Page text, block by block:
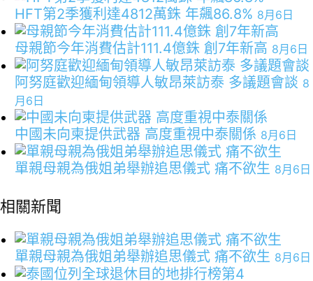
HFT第2季獲利達4812萬銖 年飆86.8% 8月6日
母親節今年消費估計111.4億銖 創7年新高 8月6日
阿努庭歡迎緬甸領導人敏昂萊訪泰 多議題會談 8
月6日
中國未向柬提供武器 高度重視中泰關係 8月6日
單親母親為俄姐弟舉辦追思儀式 痛不欲生 8月6日
相關新聞
單親母親為俄姐弟舉辦追思儀式 痛不欲生 8月6日